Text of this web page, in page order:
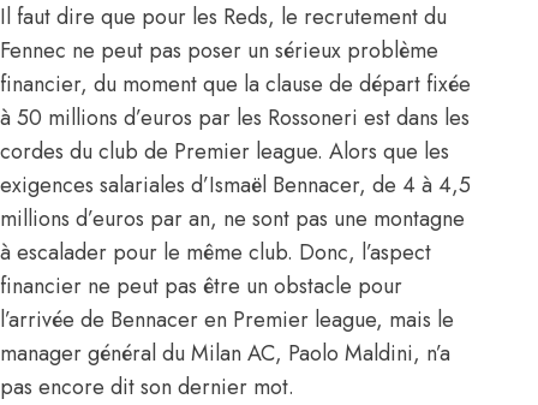
Il faut dire que pour les Reds, le recrutement du
Fennec ne peut pas poser un sérieux problème
financier, du moment que la clause de départ fixée
à 50 millions d’euros par les Rossoneri est dans les
cordes du club de Premier league. Alors que les
exigences salariales d’Ismaël Bennacer, de 4 à 4,5
millions d’euros par an, ne sont pas une montagne
à escalader pour le même club. Donc, l’aspect
financier ne peut pas être un obstacle pour
l’arrivée de Bennacer en Premier league, mais le
manager général du Milan AC, Paolo Maldini, n’a
pas encore dit son dernier mot.